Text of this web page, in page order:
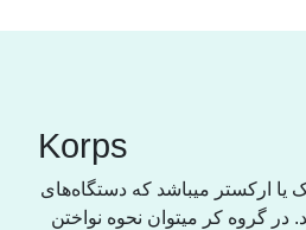
Korps
ارکستر میباشد کە دستگاەهای
در گروە کر میتوان نحوە نواختن